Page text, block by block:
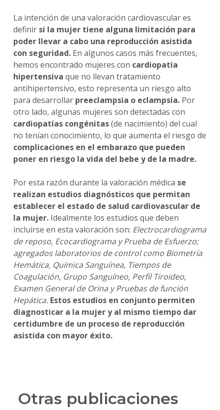
La intención de una valoración cardiovascular es
definir si la mujer tiene alguna limitación para
poder llevar a cabo una reproducción asistida
con seguridad.En algunos casos más frecuentes,
hemos encontrado mujeres con cardiopatía
hipertensiva que no llevan tratamiento
antihipertensivo, esto representa un riesgo alto
para desarrollar preeclampsia o eclampsia.Por
otro lado, algunas mujeres son detectadas con
cardiopatías congénitas(de nacimiento) del cual
no tenían conocimiento, lo que aumenta el riesgo de
complicaciones en el embarazo que pueden
poner en riesgo la vida del bebe y de la madre.
Por esta razón durante la valoración médica se
realizan estudios diagnósticos que permitan
establecer el estado de salud cardiovascular de
la mujer.Idealmente los estudios que deben
incluirse en esta valoración son: Electrocardiograma
de reposo, Ecocardiograma y Prueba de Esfuerzo;
agregados laboratorios de control como Biometría
Hemática, Química Sanguínea, Tiempos de
Coagulación, Grupo Sanguíneo, Perfil Tiroideo,
Examen General de Orina y Pruebas de función
Hepática. Estos estudios en conjunto permiten
diagnosticar a la mujer y al mismo tiempo dar
certidumbre de un proceso de reproducción
asistida con mayor éxito.
Otras publicaciones